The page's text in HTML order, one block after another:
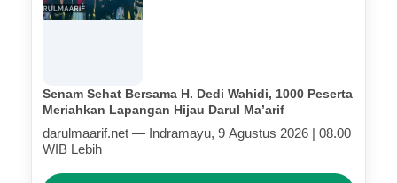
Senam Sehat Bersama H. Dedi Wahidi, 1000 Peserta
Meriahkan Lapangan Hijau Darul Ma’arif
darulmaarif.net — Indramayu, 9 Agustus 2026 | 08.00
WIB Lebih